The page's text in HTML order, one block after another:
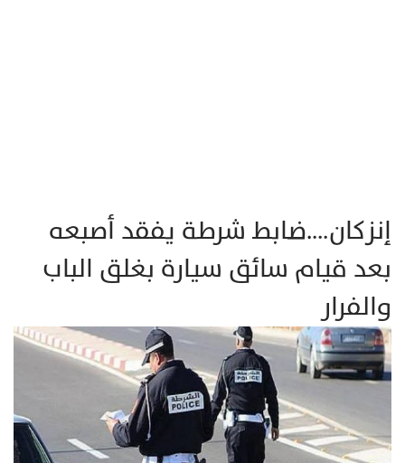
إنزكان….ضابط شرطة يفقد أصبعه
بعد قيام سائق سيارة بغلق الباب
والفرار